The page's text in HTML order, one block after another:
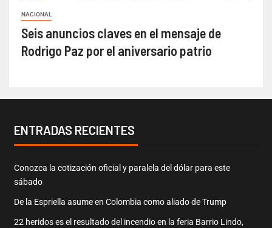
NACIONAL
Seis anuncios claves en el mensaje de
Rodrigo Paz por el aniversario patrio
ENTRADAS RECIENTES
Conozca la cotización oficial y paralela del dólar para este
sábado
De la Espriella asume en Colombia como aliado de Trump
22 heridos es el resultado del incendio en la feria Barrio Lindo,